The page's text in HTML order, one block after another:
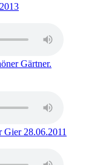
seit dem
Gärtner.
Gärtner.
Gier Ausleihbar seit dem
28.06.2011